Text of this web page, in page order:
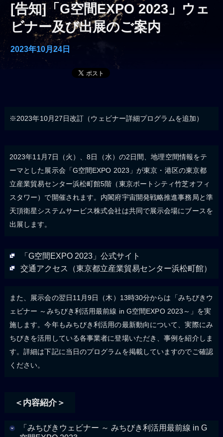
[告知]「G空間EXPO 2023」ウェ
ビナー及び出展のご案内
2023年10月24日
※2023年10月27日改訂（ウェビナー詳細プログラムを追加）
2023年11月7日（火）、8日（水）の2日間、地理空間情報をテ
ーマとした展示会「G空間EXPO 2023」が東京・港区の東京都
立産業貿易センター浜松町館5階（東京ポートシティ竹芝オフィ
スタワー）で開催されます。内閣府宇宙開発戦略推進事務局と準
天頂衛星システムサービス株式会社は共同で展示会場にブースを
出展します。
「G空間EXPO 2023」公式サイト
交通アクセス（東京都立産業貿易センター浜松町館）
また、展示会の翌日11月9日（木）13時30分からは「みちびきウ
ェビナー ～みちびき利活用最前線 in G空間EXPO 2023～」を実
施します。今年もみちびき利活用の最新動向について、実際にみ
ちびきを活用している各事業者に登場いただき、事例を紹介しま
す。詳細は下記に当日のプログラムを掲載していますのでご確認
ください。
＜内容紹介＞
「みちびきウェビナー ～ みちびき利活用最前線 in G